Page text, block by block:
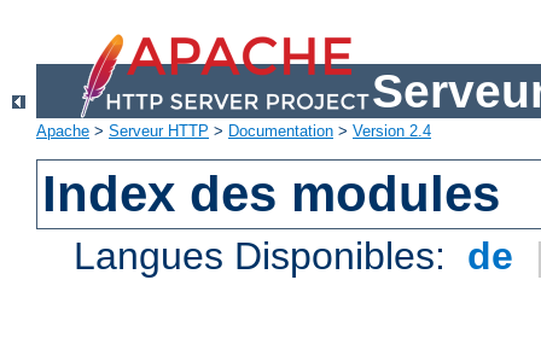
Apache > Serveur HTTP > Documentation > Version 2.4
Index des modules
Langues Disponibles: de